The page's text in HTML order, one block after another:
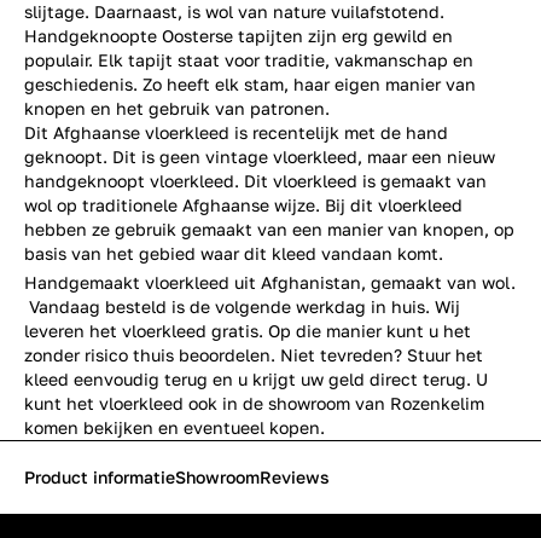
slijtage. Daarnaast, is wol van nature vuilafstotend.
Handgeknoopte Oosterse tapijten zijn erg gewild en
populair. Elk tapijt staat voor traditie, vakmanschap en
geschiedenis. Zo heeft elk stam, haar eigen manier van
knopen en het gebruik van patronen.
Dit Afghaanse vloerkleed is recentelijk met de hand
geknoopt. Dit is geen vintage vloerkleed, maar een nieuw
handgeknoopt vloerkleed. Dit vloerkleed is gemaakt van
wol op traditionele Afghaanse wijze. Bij dit vloerkleed
hebben ze gebruik gemaakt van een manier van knopen, op
basis van het gebied waar dit kleed vandaan komt.
Handgemaakt vloerkleed uit Afghanistan, gemaakt van wol.
Vandaag besteld is de volgende werkdag in huis. Wij
leveren het vloerkleed gratis. Op die manier kunt u het
zonder risico thuis beoordelen. Niet tevreden? Stuur het
kleed eenvoudig terug en u krijgt uw geld direct terug. U
kunt het vloerkleed ook in de showroom van Rozenkelim
komen bekijken en eventueel kopen.
Product informatieShowroomReviews